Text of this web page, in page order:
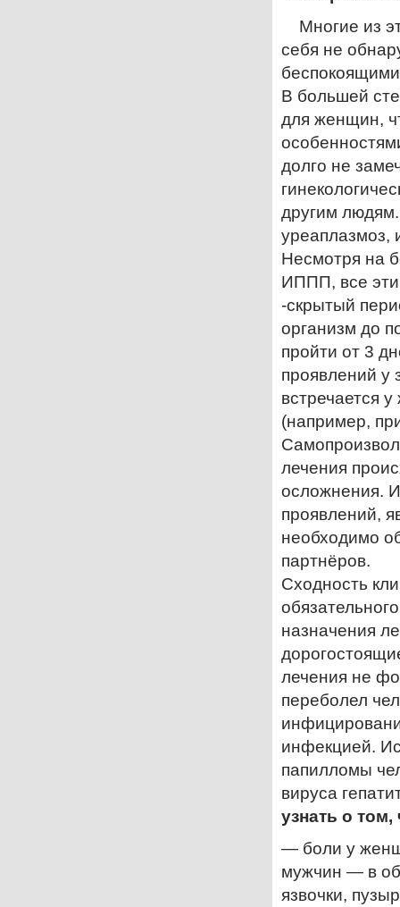
Многие из
себя не
В большей
для женщин,
долго не
другим
уреаплазмоз,
Несмотря на
ИППП, все
-скрытый
организм до
пройти от 3
проявлений у
встречается
(например,
лечения
осложнения.
проявлений,
необходимо
партнёров.
Сходность
назначения
лечения не
переболел
инфекцией.
папилломы
вируса
узнать о том,
— боли у
мужчин — в
язвочки,